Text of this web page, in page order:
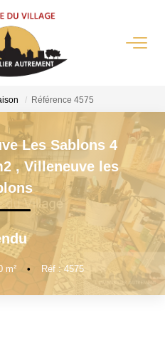
NOUS?
Équipe
Anciennes
Référence 4575
Les Sablons 4
, Villeneuve les
m² • Réf : 4575